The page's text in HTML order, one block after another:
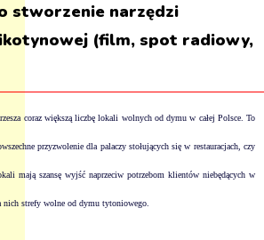
stworzenie narzędzi
(film, spot radiowy,
coraz większą liczbę lokali wolnych od dymu w całej Polsce. To
przyzwolenie dla palaczy stołujących się w restauracjach, czy
mają szansę wyjść naprzeciw potrzebom klientów niebędących w
strefy wolne od dymu tytoniowego.